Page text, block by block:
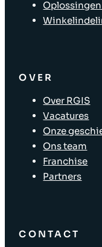
OVER
Over RGIS
Vacatures
Onze
Ons team
Franchise
Partners
CONTACT